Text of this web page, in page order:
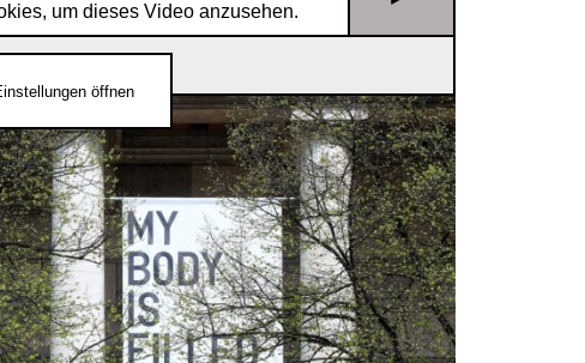
um dieses Video anzusehen.
öffnen
Hanjo in der Westgalerie wird
Orten im Haus der Kunst präsentiert
13.5.23, 11 – 15 Uhr
Tiravanijas Bühnenbild für die Oper
ein, einer intimen
Künstlerin Mai Ueda beizuwohnen
das Bühnenbild der Oper